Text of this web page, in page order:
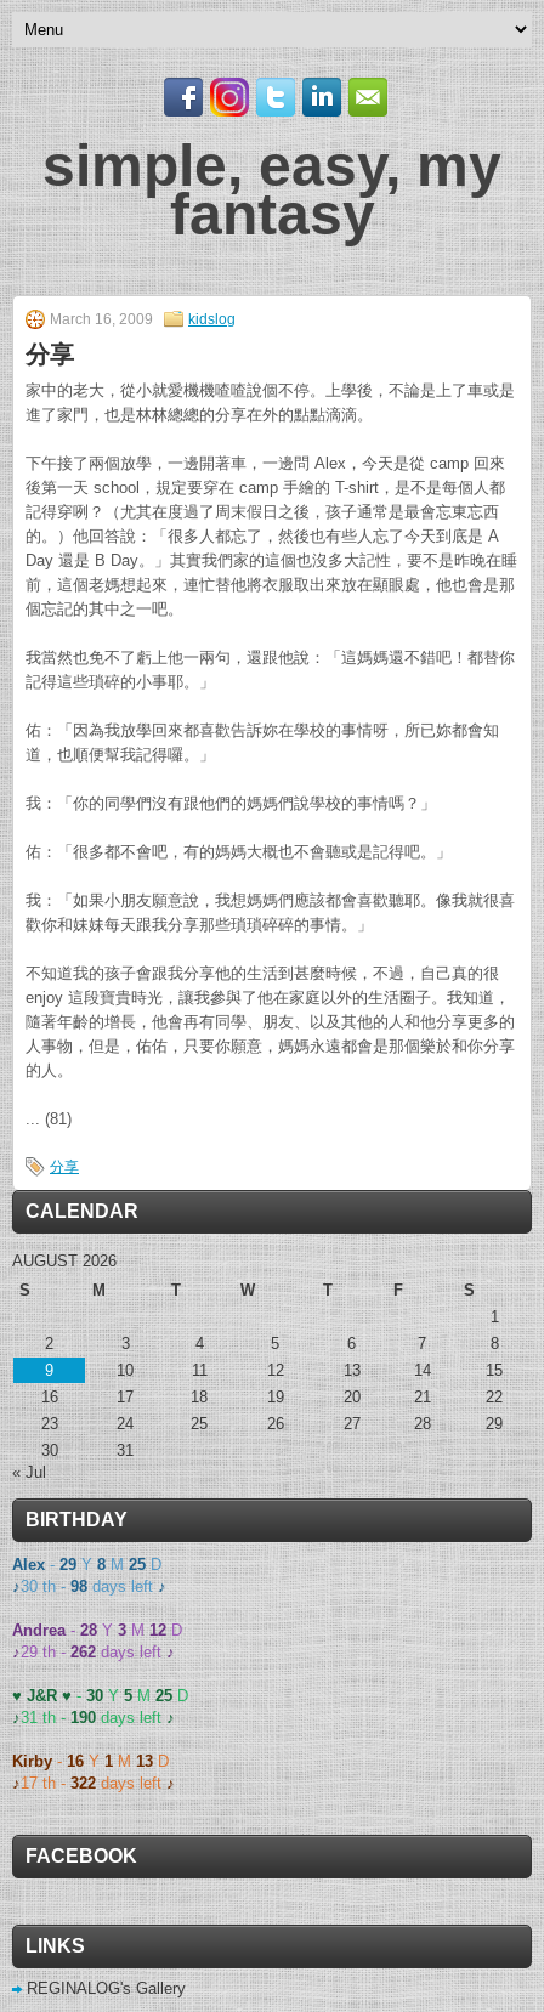
simple, easy, my
fantasy
March 16, 2009 kidslog
分享
家中的老大，從小就愛機機喳喳說個不停。上學後，不論是上了車或是
進了家門，也是林林總總的分享在外的點點滴滴。
下午接了兩個放學，一邊開著車，一邊問 Alex，今天是從 camp 回來
後第一天 school，規定要穿在 camp 手繪的 T-shirt，是不是每個人都
記得穿咧？（尤其在度過了周末假日之後，孩子通常是最會忘東忘西
的。）他回答說：「很多人都忘了，然後也有些人忘了今天到底是 A
Day 還是 B Day。」其實我們家的這個也沒多大記性，要不是昨晚在睡
前，這個老媽想起來，連忙替他將衣服取出來放在顯眼處，他也會是那
個忘記的其中之一吧。
我當然也免不了虧上他一兩句，還跟他說：「這媽媽還不錯吧！都替你
記得這些瑣碎的小事耶。」
佑：「因為我放學回來都喜歡告訴妳在學校的事情呀，所已妳都會知
道，也順便幫我記得囉。」
我：「你的同學們沒有跟他們的媽媽們說學校的事情嗎？」
佑：「很多都不會吧，有的媽媽大概也不會聽或是記得吧。」
我：「如果小朋友願意說，我想媽媽們應該都會喜歡聽耶。像我就很喜
歡你和妹妹每天跟我分享那些瑣瑣碎碎的事情。」
不知道我的孩子會跟我分享他的生活到甚麼時候，不過，自己真的很
enjoy 這段寶貴時光，讓我參與了他在家庭以外的生活圈子。我知道，
隨著年齡的增長，他會再有同學、朋友、以及其他的人和他分享更多的
人事物，但是，佑佑，只要你願意，媽媽永遠都會是那個樂於和你分享
的人。
... (81)
分享
CALENDAR
AUGUST 2026
S
M T W T F
S
1
2
3 4 5 6 7
8
9
10 11 12 13 14
15
16
17 18 19 20 21
22
23
24 25 26 27 28
29
30
31
« Jul
BIRTHDAY
Alex -29Y 8M25D
♪30 th -98days left♪
Andrea-28Y3M12D
♪29 th -262days left♪
♥ J&R ♥-30Y5M25D
♪31 th -190days left ♪
Kirby-16Y1M13D
♪17 th -322days left♪
FACEBOOK
LINKS
REGINALOG's Gallery